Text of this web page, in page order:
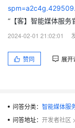
“【客】智能媒体服务
2024-02-01 21:02:01
赞同 展开
问答分类： 智能媒体服
问答地址： 开发者社区 >